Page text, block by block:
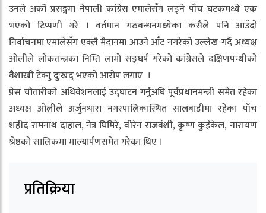
उनले अर्को प्रसङ्गमा नेपाली कांग्रेस एमालेसँग लड्ने पाँच घटकमध्ये एक
भएको टिप्पणी गरे । वर्तमान गठबन्धनमध्येका कसैले पनि आउँदो
निर्वाचनमा एमालेसँग एक्लै मैदानमा आउने आँट नगरेको उल्लेख गर्दै अध्यक्ष
ओलीले लोकतन्त्रका निम्ति लामो सङ्घर्ष गरेको कांग्रेसले दक्षिणपन्थीको
वैशाखी टेक्नु दुःखद् भएको आरोप लगाए ।
प्रेस चौतारीको अधिवेशनलाई उद्घाटन गर्नुअघि पूर्वप्रधानमन्त्री समेत रहेका
अध्यक्ष ओलीले अर्जुनधारा नगरपालिकास्थित सालबाडीमा रहेका पाँच
शहीद रामनाथ दाहाल, नेत्र घिमिरे, वीरेन राजवंशी, कृष्ण कुईंकेल, नारायण
श्रेष्ठको सालिकमा माल्यार्पणसमेत गरेका थिए ।
प्रतिक्रिया